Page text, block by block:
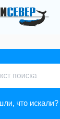
что искали?